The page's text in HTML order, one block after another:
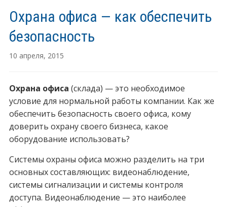
Охрана офиса — как обеспечить
безопасность
10 апреля, 2015
Охрана офиса (склада) — это необходимое
условие для нормальной работы компании. Как же
обеспечить безопасность своего офиса, кому
доверить охрану своего бизнеса, какое
оборудование использовать?
Системы охраны офиса можно разделить на три
основных составляющих: видеонаблюдение,
системы сигнализации и системы контроля
доступа. Видеонаблюдение — это наиболее